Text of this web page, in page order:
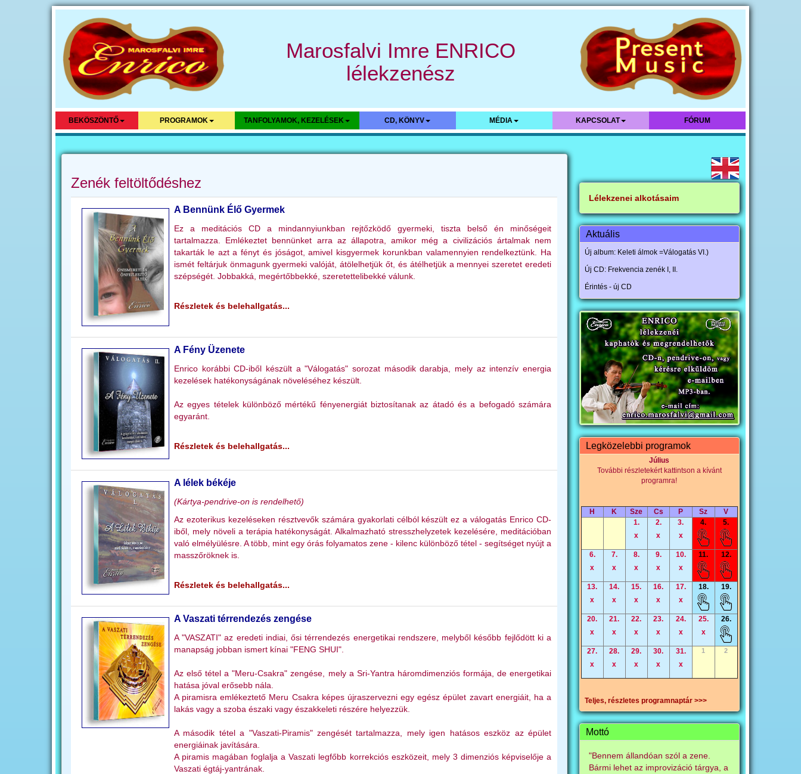
Marosfalvi Imre ENRICO
lélekzenész
BEKÖSZÖNTŐ PROGRAMOK TANFOLYAMOK, KEZELÉSEK CD, KÖNYV MÉDIA KAPCSOLAT FÓRUM
Zenék feltöltődéshez
A Bennünk Élő Gyermek
Ez a meditációs CD a mindannyiunkban rejtőzködő gyermeki, tiszta belső én minőségeit
tartalmazza. Emlékeztet bennünket arra az állapotra, amikor még a civilizációs ártalmak nem
takarták le azt a fényt és jóságot, amivel kisgyermek korunkban valamennyien rendelkeztünk. Ha
ismét feltárjuk önmagunk gyermeki valóját, átölelhetjük őt, és átélhetjük a mennyei szeretet eredeti
szépségét. Jobbakká, megértőbbekké, szeretettelibekké válunk.
Részletek és belehallgatás...
A Fény Üzenete
Enrico korábbi CD-iből készült a "Válogatás" sorozat második darabja, mely az intenzív energia
kezelések hatékonyságának növeléséhez készült.
Az egyes tételek különböző mértékű fényenergiát biztosítanak az átadó és a befogadó számára
egyaránt.
Részletek és belehallgatás...
A lélek békéje
(Kártya-pendrive-on is rendelhető)
Az ezoterikus kezeléseken résztvevők számára gyakorlati célból készült ez a válogatás Enrico CD-
iből, mely növeli a terápia hatékonyságát. Alkalmazható stresszhelyzetek kezelésére, meditációban
való elmélyülésre. A több, mint egy órás folyamatos zene - kilenc különböző tétel - segítséget nyújt a
masszőröknek is.
Részletek és belehallgatás...
A Vaszati térrendezés zengése
A "VASZATI" az eredeti indiai, ősi térrendezés energetikai rendszere, melyből később fejlődött ki a
manapság jobban ismert kínai "FENG SHUI".
Az első tétel a "Meru-Csakra" zengése, mely a Sri-Yantra háromdimenziós formája, de energetikai
hatása jóval erősebb nála.
A piramisra emlékeztető Meru Csakra képes újraszervezni egy egész épület zavart energiáit, ha a
lakás vagy a szoba északi vagy északkeleti részére helyezzük.
A második tétel a "Vaszati-Piramis" zengését tartalmazza, mely igen hatásos eszköz az épület
energiáinak javítására.
A piramis magában foglalja a Vaszati legfőbb korrekciós eszközeit, mely 3 dimenziós képviselője a
Vaszati égtáj-yantrának.
Lélekzenei alkotásaim
Aktuális
Új album: Keleti álmok =Válogatás VI.)
Új CD: Frekvencia zenék I, II.
Érintés - új CD
Legközelebbi programok
Július
További részletekért kattintson a kívánt
programra!
H K Sze Cs P Sz
V
1.
x
2.
x
3.
x
4. 5.
6.
x
7.
x
8.
x
9.
x
10.
x
11. 12.
13.
x
14.
x
15.
x
16.
x
17.
x
18. 19.
20.
x
21.
x
22.
x
23.
x
24.
x
25.
x
26.
27.
x
28.
x
29.
x
30.
x
31.
x
1 2
Teljes, részletes programnaptár >>>
Mottó
"Bennem állandóan szól a zene.
Bármi lehet az improvizáció tárgya, a